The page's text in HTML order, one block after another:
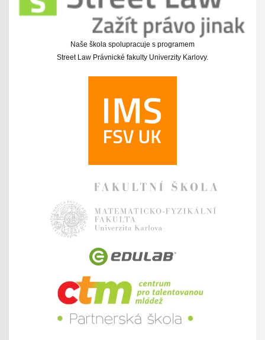
Naše škola spolupracuje s programem
Street Law Právnické fakulty Univerzity Karlovy.